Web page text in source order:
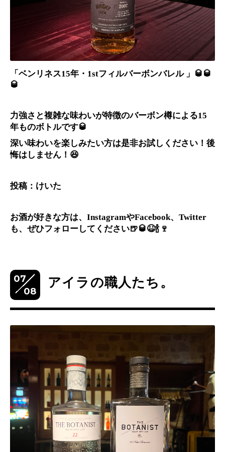
「ベンリネス15年・1stフィルバーボンバレル 」🥃🥃
🥃
力強さと複雑な味わいが特徴のバーボン樽による15
年ものボトルです🥃
深い味わいを楽しみたい方は是非お試しください！後
悔はしません！😆
投稿：けいた
お酒が好きな方は、InstagramやFacebook、Twitter
も、ぜひフォローしてください🍺🥃😆🍾🍷
07
08
アイラの職人たち。